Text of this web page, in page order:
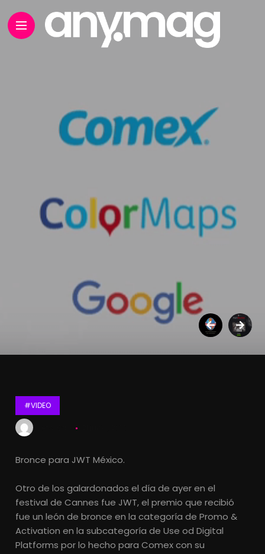
#VIDEO
Bronce para JWT México.
Otro de los galardonados el día de ayer en el
festival de Cannes fue JWT, el premio que recibió
fue un león de bronce en la categoría de Promo &
Activation en la subcategoría de Use od Digital
Platforms por lo hecho para Comex con su